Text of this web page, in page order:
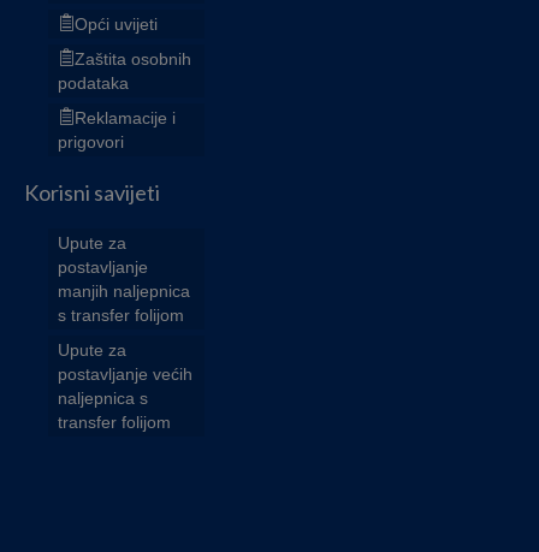
Opći uvijeti
Zaštita osobnih
podataka
Reklamacije i
prigovori
Korisni savijeti
Upute za
postavljanje
manjih naljepnica
s transfer folijom
Upute za
postavljanje većih
naljepnica s
transfer folijom